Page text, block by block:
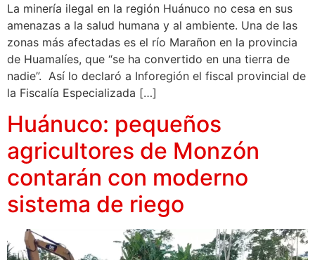
La minería ilegal en la región Huánuco no cesa en sus
amenazas a la salud humana y al ambiente. Una de las
zonas más afectadas es el río Marañon en la provincia
de Huamalíes, que “se ha convertido en una tierra de
nadie”. Así lo declaró a Inforegión el fiscal provincial de
la Fiscalía Especializada […]
Huánuco: pequeños
agricultores de Monzón
contarán con moderno
sistema de riego